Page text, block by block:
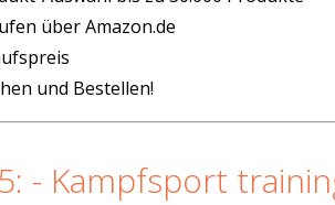
über Amazon.de
und Bestellen!
- Kampfsport